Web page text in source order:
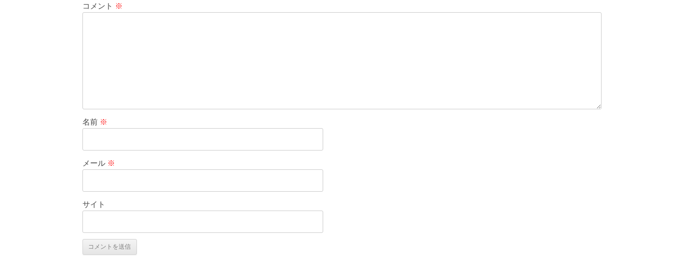
コメント ※
名前 ※
メール ※
サイト